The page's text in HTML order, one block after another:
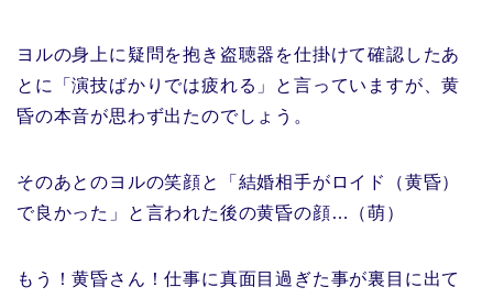
ヨルの身上に疑問を抱き盗聴器を仕掛けて確認したあ
とに「演技ばかりでは疲れる」と言っていますが、黄
昏の本音が思わず出たのでしょう。
そのあとのヨルの笑顔と「結婚相手がロイド（黄昏）
で良かった」と言われた後の黄昏の顔…（萌）
もう！黄昏さん！仕事に真面目過ぎた事が裏目に出て